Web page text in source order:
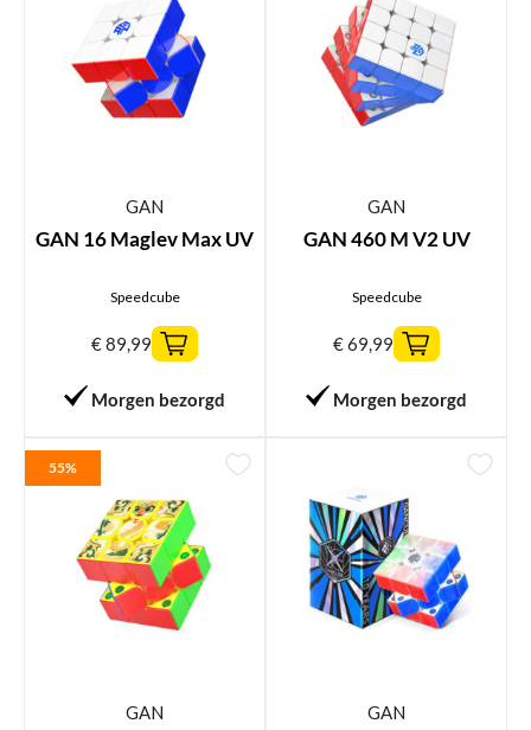
GAN
GAN 16 Maglev Max UV
Speedcube
€89,99
Morgen bezorgd
GAN
GAN 460 M V2 UV
Speedcube
€69,99
Morgen bezorgd
55%
GAN GAN